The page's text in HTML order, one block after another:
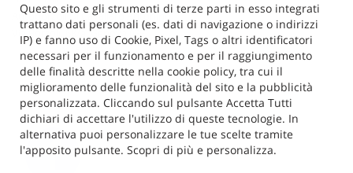
Autoborzoli Di Cavallaro Antonino
Via Borzoli, 68/a, Genova (GE)
C.F/P.IVA:01153970106
Registro delle imprese:GE
Questo sito e gli strumenti di terze parti in esso integrati
trattano dati personali (es. dati di navigazione o indirizzi
IP) e fanno uso di Cookie, Pixel, Tags o altri identificatori
necessari per il funzionamento e per il raggiungimento
delle finalità descritte nella cookie policy, tra cui il
miglioramento delle funzionalità del sito e la pubblicità
personalizzata. Cliccando sul pulsante Accetta Tutti
dichiari di accettare l'utilizzo di queste tecnologie. In
alternativa puoi personalizzare le tue scelte tramite
l'apposito pulsante. Scopri di più e personalizza.
e
modificare
le
tue
scelte
in
qualsiasi
momento.